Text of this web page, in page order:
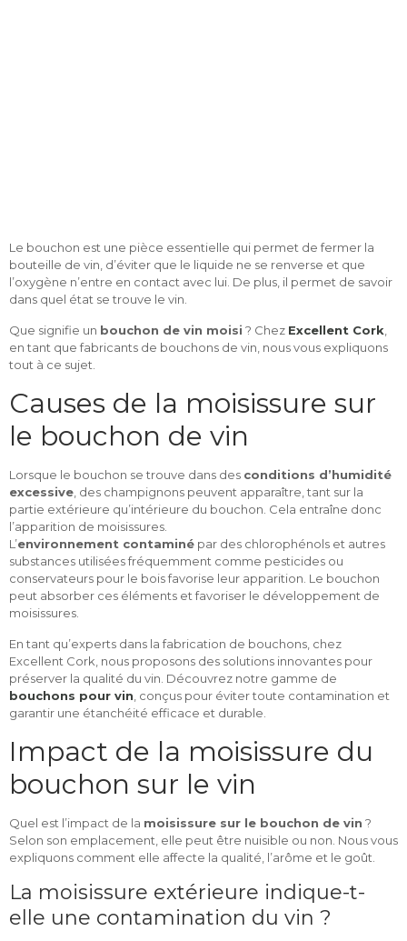
Le bouchon est une pièce essentielle qui permet de fermer la
bouteille de vin, d’éviter que le liquide ne se renverse et que
l’oxygène n’entre en contact avec lui. De plus, il permet de savoir
dans quel état se trouve le vin.
Que signifie un bouchon de vin moisi ? Chez Excellent Cork
en tant que fabricants de bouchons de vin, nous vous expliquons
tout à ce sujet.
Causes de la moisissure sur
le bouchon de vin
Lorsque le bouchon se trouve dans des conditions d’humidité
excessive , des champignons peuvent apparaître, tant sur la
partie extérieure qu’intérieure du bouchon. Cela entraîne donc
l’apparition de moisissures.
L’environnement contaminé par des chlorophénols et autres
substances utilisées fréquemment comme pesticides ou
conservateurs pour le bois favorise leur apparition. Le bouchon
peut absorber ces éléments et favoriser le développement de
moisissures.
En tant qu’experts dans la fabrication de bouchons, chez
Excellent Cork, nous proposons des solutions innovantes pour
préserver la qualité du vin. Découvrez notre gamme de
bouchons pour vin , conçus pour éviter toute contamination et
garantir une étanchéité efficace et durable.
Impact de la moisissure du
bouchon sur le vin
Quel est l’impact de la moisissure sur le bouchon de vin ?
Selon son emplacement, elle peut être nuisible ou non. Nous vous
expliquons comment elle affecte la qualité, l’arôme et le goût.
La moisissure extérieure indique-t-
elle une contamination du vin ?